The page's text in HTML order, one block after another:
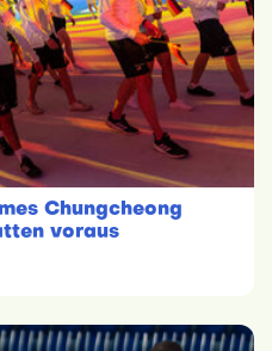
Chungcheong
voraus